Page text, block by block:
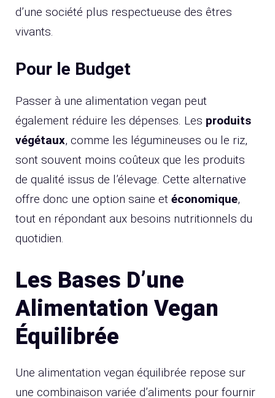
d’une société plus respectueuse des êtres
vivants.
Pour le Budget
Passer à une alimentation vegan peut
également réduire les dépenses. Les produits
végétaux, comme les légumineuses ou le riz,
sont souvent moins coûteux que les produits
de qualité issus de l’élevage. Cette alternative
offre donc une option saine et économique,
tout en répondant aux besoins nutritionnels du
quotidien.
Les Bases D’une
Alimentation Vegan
Équilibrée
Une alimentation vegan équilibrée repose sur
une combinaison variée d’aliments pour fournir